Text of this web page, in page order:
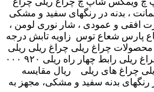
، بدنه در رنگهای سفید و مشکی
افقی و عمودی ، شار نوری لومن ،
زاویه تابش درجه ‎ چراغ ریلی – گروه پارس شعاع پارس شعاع توس
چراغ ریلی چراغ ریلی ریلی
۵۰ وات بدنه مشکی ۷ ۰۰۰ چراغ ریلی رابط چهار راه ریلی ۹۲۰ ۰۰۰
ریال مقایسه ‎ چراغ ریلی وات شیله چراغ ریلی چراغ های ریلی
رنگهای بدنه سفید و مشکی، مجهز به